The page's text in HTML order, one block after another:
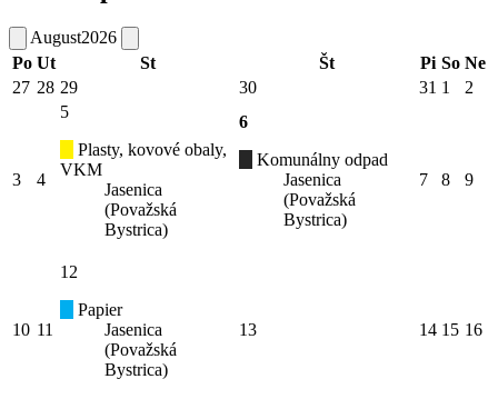
August2026
Po Ut St Št Pi So Ne
27 28 29 30 31 1 2
3 4
5
Plasty, kovové obaly,
VKM
Jasenica
(Považská
Bystrica)
6
Komunálny odpad
Jasenica
(Považská
Bystrica)
7 8 9
10 11
12
Papier
Jasenica
(Považská
Bystrica)
13 14 15 16